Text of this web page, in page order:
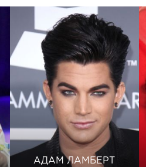
АДАМ ЛАМБЕРТ